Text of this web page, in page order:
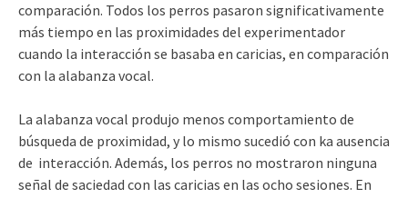
comparación. Todos los perros pasaron significativamente
más tiempo en las proximidades del experimentador
cuando la interacción se basaba en caricias, en comparación
con la alabanza vocal.
La alabanza vocal produjo menos comportamiento de
búsqueda de proximidad, y lo mismo sucedió con ka ausencia
de interacción. Además, los perros no mostraron ninguna
señal de saciedad con las caricias en las ocho sesiones. En